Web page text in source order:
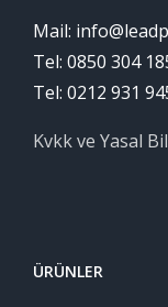
Mail:
Tel: 0850 304
Tel: 0212 931
Kvkk ve Yasal
ÜRÜNLER